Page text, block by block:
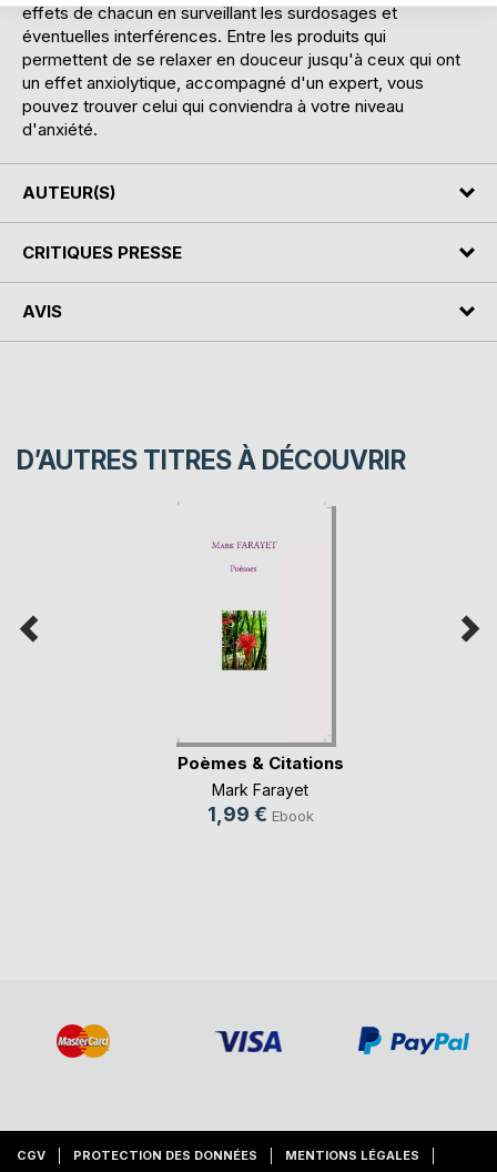
effets de chacun en surveillant les surdosages et
éventuelles interférences. Entre les produits qui
permettent de se relaxer en douceur jusqu'à ceux qui ont
un effet anxiolytique, accompagné d'un expert, vous
pouvez trouver celui qui conviendra à votre niveau
d'anxiété.
AUTEUR(S)
CRITIQUES PRESSE
AVIS
D’AUTRES TITRES À DÉCOUVRIR
Poèmes & Citations
Mark Farayet
1,99 € Ebook
CGV PROTECTION DES DONNÉES MENTIONS LÉGALES